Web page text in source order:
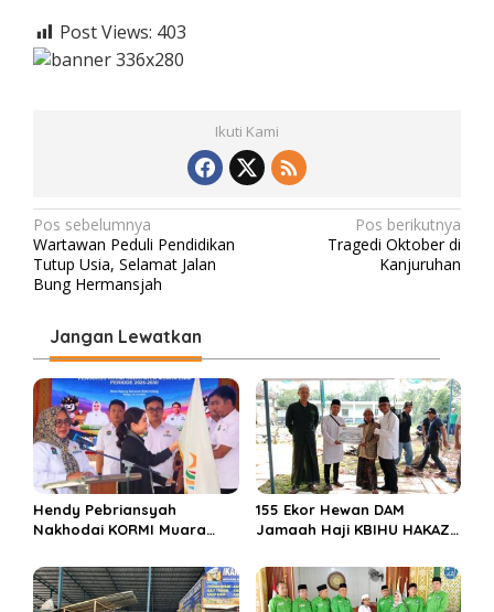
Post Views: 403
Ikuti Kami
N
a
v
g
a
s
i
p
o
s
Pos sebelumnya
Wartawan Peduli Pendidikan
Tutup Usia, Selamat Jalan
Bung Hermansjah
Pos berikutnya
Tragedi Oktober di
Kanjuruhan
Jangan Lewatkan
Hendy Pebriansyah
Nakhodai KORMI Muara
155 Ekor Hewan DAM
Jamaah Haji KBIHU HAKAZA
Miftahul Huda Muara Enim